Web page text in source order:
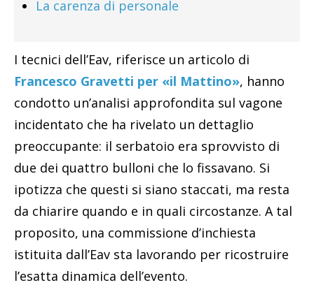
La carenza di personale
I tecnici dell’Eav, riferisce un articolo di
Francesco Gravetti per «il Mattino», hanno
condotto un’analisi approfondita sul vagone
incidentato che ha rivelato un dettaglio
preoccupante: il serbatoio era sprovvisto di
due dei quattro bulloni che lo fissavano. Si
ipotizza che questi si siano staccati, ma resta
da chiarire quando e in quali circostanze. A tal
proposito, una commissione d’inchiesta
istituita dall’Eav sta lavorando per ricostruire
l’esatta dinamica dell’evento.